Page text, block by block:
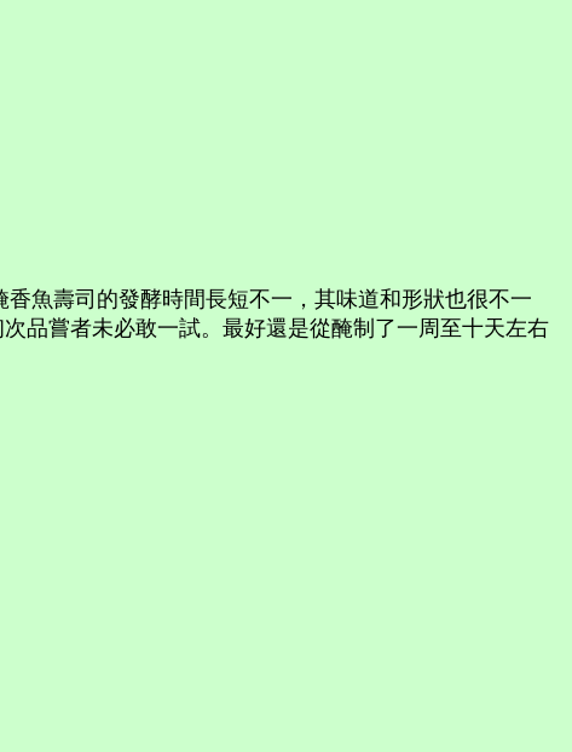
魚壽司的發酵時間長短不一，其味道和形狀也很不一
品嘗者未必敢一試。最好還是從醃制了一周至十天左右